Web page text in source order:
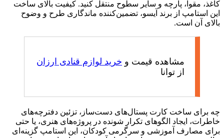
کاغذ، مقوا، پارچه و سایر سطوح منتقل کنید. کیفیت بالای ساخت
این استامپ از برند آیسو، تضمین‌کننده ماندگاری طرح و وضوح
بالای آن است.
مشاهده قیمت و خرید لوازم قنادی ارزان
از توانا
چه برای ساخت کارت پستال‌های دست‌ساز، تزئین دفترچه‌های
خاطرات، ایجاد الگوهای تکرار شونده در پروژه‌های هنری، یا حتی
برای مصارف آموزشی و سرگرمی کودکان، این استامپ گزینه‌ای